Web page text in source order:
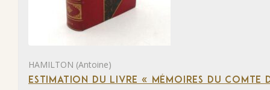
HAMILTON (Antoine)
ESTIMATION DU LIVRE « MÉMOIRES DU COMTE